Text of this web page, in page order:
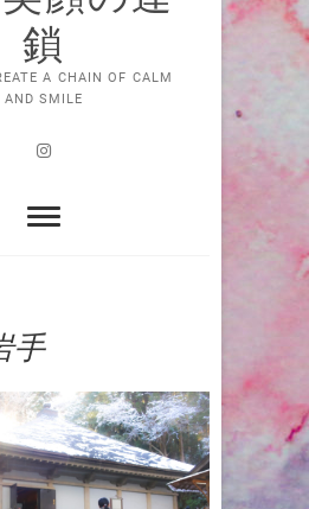
鎖
A CHAIN OF CALM
AND SMILE
Instagram
手